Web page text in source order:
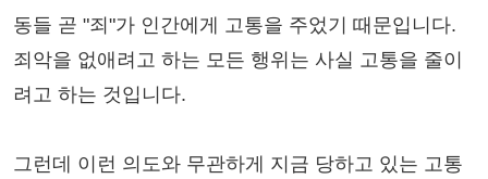
동들 곧 "죄"가 인간에게 고통을 주었기 때문입니다.
죄악을 없애려고 하는 모든 행위는 사실 고통을 줄이
려고 하는 것입니다.
그런데 이런 의도와 무관하게 지금 당하고 있는 고통